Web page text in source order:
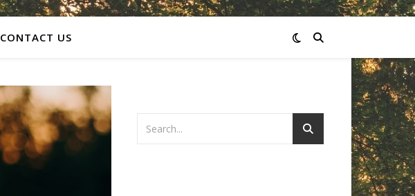
CONTACT US